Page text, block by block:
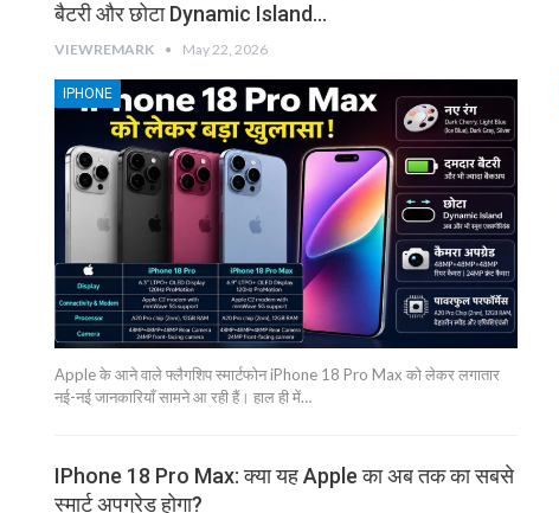
बैटरी और छोटा Dynamic Island…
VIEWREMARK May 22, 2026
IPHONE
Apple के आने वाले फ्लैगशिप स्मार्टफोन iPhone 18 Pro Max को लेकर लगातार
नई-नई जानकारियाँ सामने आ रही हैं। हाल ही में…
IPhone 18 Pro Max: क्या यह Apple का अब तक का सबसे
स्मार्ट अपग्रेड होगा?